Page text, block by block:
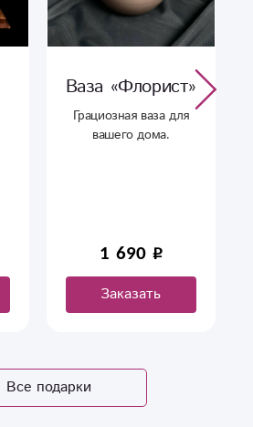
Ваза «Флорист»
Грациозная ваза для
вашего дома.
1 690
Заказать
Все подарки